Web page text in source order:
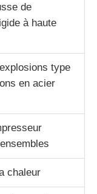
de
à haute
type
en acier
chaleur